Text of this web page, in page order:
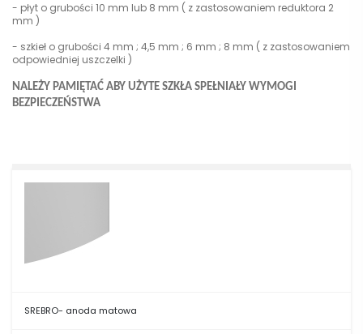
- płyt o grubości 10 mm lub 8 mm ( z zastosowaniem reduktora 2
mm )
- szkieł o grubości 4 mm ; 4,5 mm ; 6 mm ; 8 mm ( z zastosowaniem
odpowiedniej uszczelki )
NALEŻY PAMIĘTAĆ ABY UŻYTE SZKŁA SPEŁNIAŁY WYMOGI
BEZPIECZEŃSTWA
SREBRO- anoda matowa